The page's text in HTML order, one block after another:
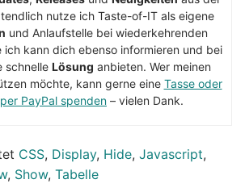
nutze ich Taste-of-IT als eigene
und Anlaufstelle bei wiederkehrenden
ich kann dich ebenso informieren und bei
schnelle Lösung anbieten. Wer meinen
möchte, kann gerne eine Tasse oder
PayPal spenden – vielen Dank.
CSS, Display, Hide, Javascript,
, Show, Tabelle